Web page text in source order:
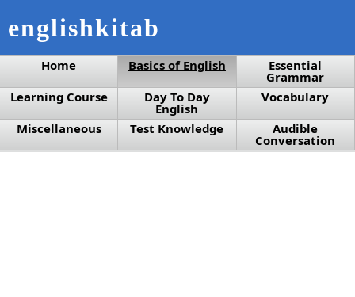
englishkitab
Home Basics of English Essential
Grammar
Learning Course
Day To Day
English
Vocabulary
Miscellaneous
Test Knowledge Audible
Conversation